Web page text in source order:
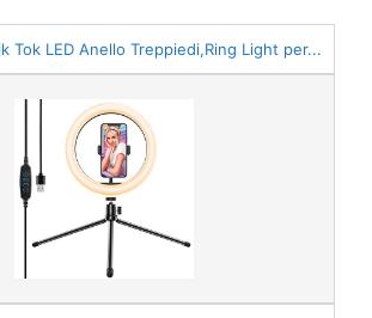
Tok LED Anello Treppiedi,Ring Light per...